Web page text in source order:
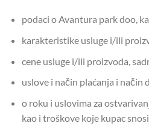
podaci o Avantura park doo,
karakteristike usluge i/ili
cene usluge i/ili proizvoda,
uslove i način plaćanja i način
o roku i uslovima za
kao i troškove koje kupac